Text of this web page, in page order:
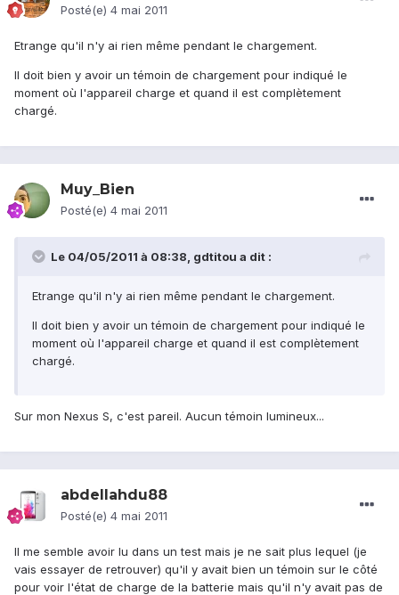
Posté(e) 4 mai 2011
Etrange qu'il n'y ai rien même pendant le chargement.
Il doit bien y avoir un témoin de chargement pour indiqué le
moment où l'appareil charge et quand il est complètement
chargé.
Muy_Bien
Posté(e) 4 mai 2011
Le 04/05/2011 à 08:38, gdtitou a dit :
Etrange qu'il n'y ai rien même pendant le chargement.
Il doit bien y avoir un témoin de chargement pour indiqué le
moment où l'appareil charge et quand il est complètement
chargé.
Sur mon Nexus S, c'est pareil. Aucun témoin lumineux...
abdellahdu88
Posté(e) 4 mai 2011
Il me semble avoir lu dans un test mais je ne sait plus lequel (je
vais essayer de retrouver) qu'il y avait bien un témoin sur le côté
pour voir l'état de charge de la batterie mais qu'il n'y avait pas de